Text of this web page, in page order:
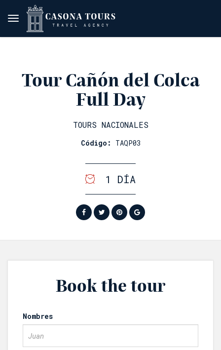
Tour Cañón del Colca
Full Day
TOURS NACIONALES
Código: TAQP03
1 DÍA
Book the tour
Nombres